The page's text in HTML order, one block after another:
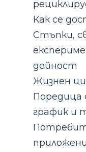
Как се
Стъпки,
дейност
Жизнен
Поредица
график и